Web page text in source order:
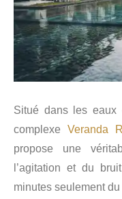
Situé dans les eaux
complexe Veranda
propose une
l’agitation et du
minutes seulement